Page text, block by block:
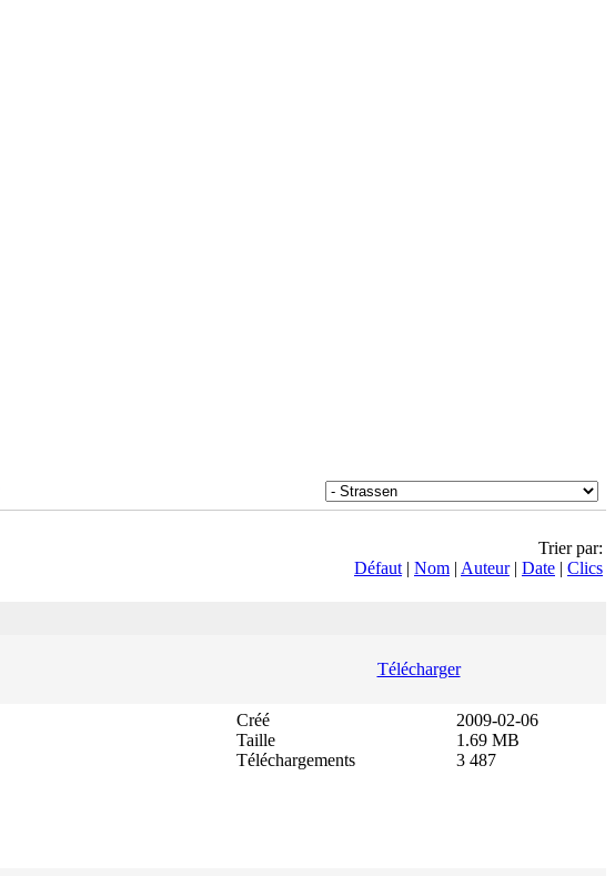
Trier par:
Défaut | Nom | Auteur| Date | Clics
Télécharger
Créé
Taille
Téléchargements
2009-02-06
1.69 MB
3 487